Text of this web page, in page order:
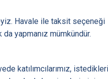
Havale ile taksit seçeneği
yapmanız mümkündür.
katılımcılarımız, istedikleri